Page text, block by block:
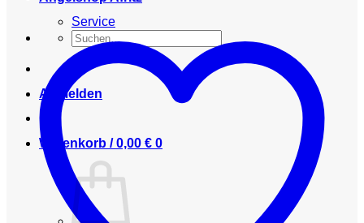
Service
Suchen
nach:
Anmelden
Warenkorb /0,00 € 0